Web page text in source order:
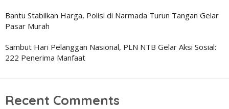
Bantu Stabilkan Harga, Polisi di Narmada Turun Tangan Gelar
Pasar Murah
Sambut Hari Pelanggan Nasional, PLN NTB Gelar Aksi Sosial:
222 Penerima Manfaat
Recent Comments